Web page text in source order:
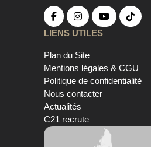
LIENS UTILES
Plan du Site
Mentions légales & CGU
Politique de confidentialité
Nous contacter
Actualités
C21 recrute